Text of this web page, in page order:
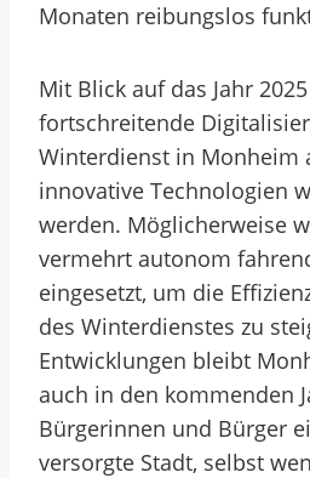
Monaten reibungslos
Mit Blick auf das Jahr
fortschreitende
Winterdienst in Monheim
innovative Technologien
werden. Möglicherweise
vermehrt autonom
eingesetzt, um die
des Winterdienstes zu
Entwicklungen bleibt
auch in den kommenden
Bürgerinnen und Bürger
versorgte Stadt, selbst